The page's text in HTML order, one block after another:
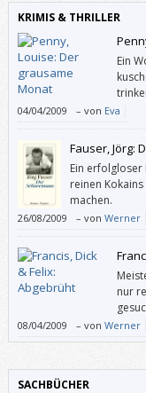
KRIMIS & THRILLER
Ein
04/04/2009 – von Eva
Fauser, Jörg:
Ein
reinen
machen.
26/08/2009 – von Werner
nur
bei „Abgebrüht“ (und
08/04/2009 – von Werner
SACHBÜCHER